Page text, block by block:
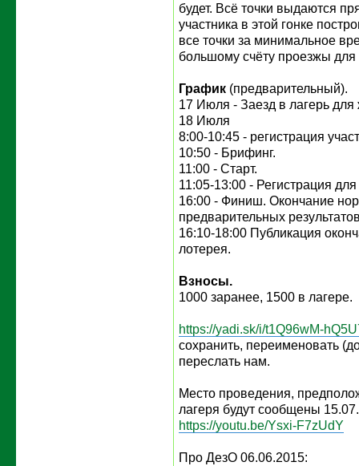
будет. Всё точки выдаются
участника в этой гонке
все точки за минимальное
большому счёту проезжы
График (предварительный).
17 Июля - Заезд в лагерь
18 Июля
8:00-10:45 - регистрация
10:50 - Брифинг.
11:00 - Старт.
11:05-13:00 - Регистрация
16:00 - Финиш. Окончание
предварительных
16:10-18:00 Публикация
лотерея.
Взносы.
1000 заранее, 1500 в лагере.
https://yadi.sk/i/t1Q96wM-
сохранить, переименовать
переслать нам.
Место проведения,
лагеря будут сообщены
https://youtu.be/Ysxi-F7zUdY
Про ДезО 06.06.2015: